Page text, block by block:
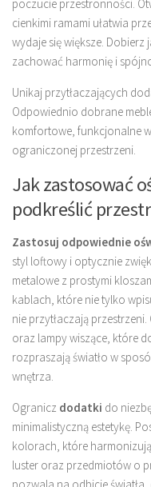
poczucie przestronności.
cienkimi ramami ułatwia
wydaje się większe.
zachować harmonię i
Unikaj przytłaczających
Odpowiednio dobrane
komfortowe, funkcjonalne
ograniczonej przestrzeni.
Jak zastosować
podkreślić
Zastosuj odpowiednie
styl loftowy i optycznie
metalowe z prostymi
kablach, które nie tylko
nie przytłaczają
oraz lampy wiszące, które
rozpraszają światło w
wnętrza.
Ogranicz dodatki do
minimalistyczną estetykę.
kolorach, które
luster oraz przedmiotów o
pozwala na odbicie